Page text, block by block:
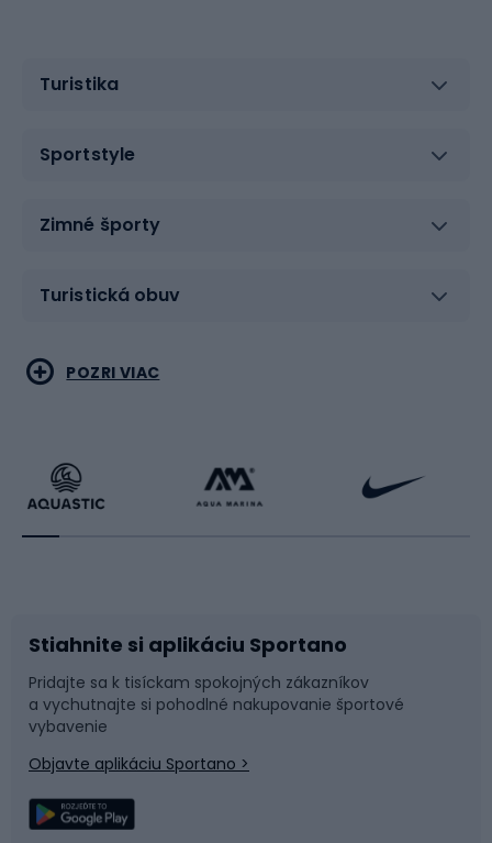
Turistika
Sportstyle
Zimné športy
Turistická obuv
Vodné športy
Beh
Príslušenstvo k bicyklom
Časti bicyklov
Bojové umenia
Raketové športy
Sane a kĺzačky
Snowboard
POZRI VIAC
Stiahnite si aplikáciu Sportano
Pridajte sa k tisíckam spokojných zákazníkov
a vychutnajte si pohodlné nakupovanie športové
vybavenie
Objavte aplikáciu Sportano >